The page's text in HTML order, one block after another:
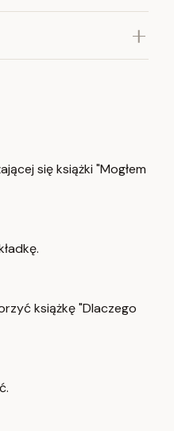
się książki "Mogłem
książkę "Dlaczego